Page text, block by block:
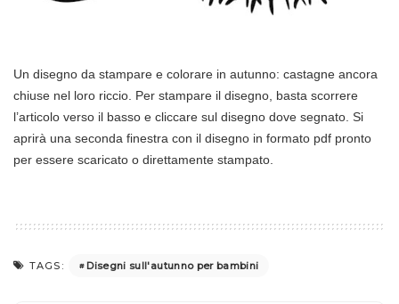
Un disegno da stampare e colorare in autunno: castagne ancora
chiuse nel loro riccio. Per stampare il disegno, basta scorrere
l’articolo verso il basso e cliccare sul disegno dove segnato. Si
aprirà una seconda finestra con il disegno in formato pdf pronto
per essere scaricato o direttamente stampato.
TAGS: Disegni sull'autunno per bambini